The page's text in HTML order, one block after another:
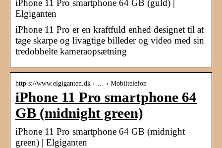
iPhone 11 Pro smartphone 64 GB (guld) |
Elgiganten
iPhone 11 Pro er en kraftfuld enhed designet til at
tage skarpe og livagtige billeder og video med sin
tredobbelte kameraopsætning
http s://www.elgiganten.dk › … › Mobiltelefon
iPhone 11 Pro smartphone 64
GB (midnight green)
iPhone 11 Pro smartphone 64 GB (midnight
green) | Elgiganten